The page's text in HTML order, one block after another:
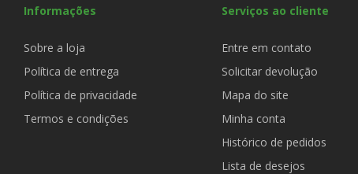
Informações
Sobre a loja
Política de entrega
Política de privacidade
Termos e condições
Serviços ao cliente
Entre em contato
Solicitar devolução
Mapa do site
Minha conta
Histórico de pedidos
Lista de desejos